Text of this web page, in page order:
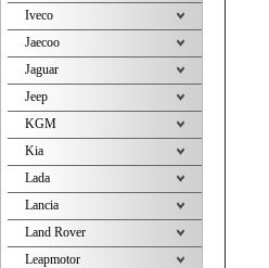
Iveco
Jaecoo
Jaguar
Jeep
KGM
Kia
Lada
Lancia
Land Rover
Leapmotor